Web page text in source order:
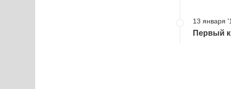
13 января
Первый